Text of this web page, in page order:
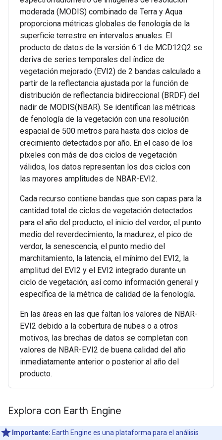
moderada (MODIS) combinado de Terra y Aqua
proporciona métricas globales de fenología de la
superficie terrestre en intervalos anuales. El
producto de datos de la versión 6.1 de MCD12Q2 se
deriva de series temporales del índice de
vegetación mejorado (EVI2) de 2 bandas calculado a
partir de la reflectancia ajustada por la función de
distribución de reflectancia bidireccional (BRDF) del
nadir de MODIS(NBAR). Se identifican las métricas
de fenología de la vegetación con una resolución
espacial de 500 metros para hasta dos ciclos de
crecimiento detectados por año. En el caso de los
píxeles con más de dos ciclos de vegetación
válidos, los datos representan los dos ciclos con
las mayores amplitudes de NBAR-EVI2.
Cada recurso contiene bandas que son capas para la
cantidad total de ciclos de vegetación detectados
para el año del producto, el inicio del verdor, el punto
medio del reverdecimiento, la madurez, el pico de
verdor, la senescencia, el punto medio del
marchitamiento, la latencia, el mínimo del EVI2, la
amplitud del EVI2 y el EVI2 integrado durante un
ciclo de vegetación, así como información general y
específica de la métrica de calidad de la fenología.
En las áreas en las que faltan los valores de NBAR-
EVI2 debido a la cobertura de nubes o a otros
motivos, las brechas de datos se completan con
valores de NBAR-EVI2 de buena calidad del año
inmediatamente anterior o posterior al año del
producto.
Explora con Earth Engine
Importante: Earth Engine es una plataforma para el análisis